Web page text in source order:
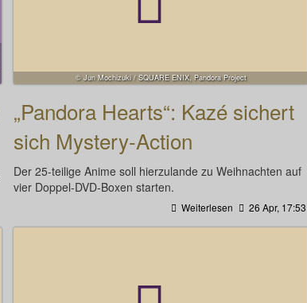
© Jun Mochizuki / SQUARE ENIX, Pandora Project
„Pandora Hearts“: Kazé sichert
sich Mystery-Action
Der 25-teilige Anime soll hierzulande zu Weihnachten auf
vier Doppel-DVD-Boxen starten.
Weiterlesen 26 Apr, 17:53